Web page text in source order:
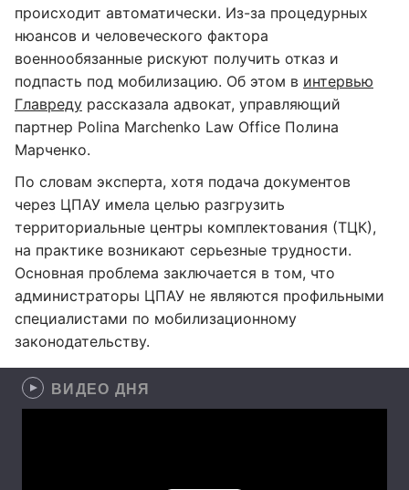
происходит автоматически. Из-за процедурных
нюансов и человеческого фактора
военнообязанные рискуют получить отказ и
подпасть под мобилизацию. Об этом в интервью
Главреду рассказала адвокат, управляющий
партнер Polina Marchenko Law Office Полина
Марченко.
По словам эксперта, хотя подача документов
через ЦПАУ имела целью разгрузить
территориальные центры комплектования (ТЦК),
на практике возникают серьезные трудности.
Основная проблема заключается в том, что
администраторы ЦПАУ не являются профильными
специалистами по мобилизационному
законодательству.
ВИДЕО ДНЯ